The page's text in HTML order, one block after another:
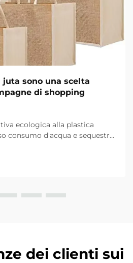
juta sono una scelta
di shopping
ecologica alla plastica
consumo d'acqua e sequestro
di opzioni ecologiche, le
per diversi motivi. Prima
dei clienti sui